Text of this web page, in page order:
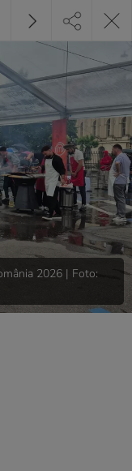
2026 | Foto: